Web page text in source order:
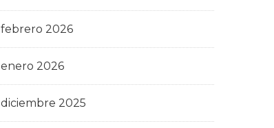
febrero 2026
enero 2026
diciembre 2025